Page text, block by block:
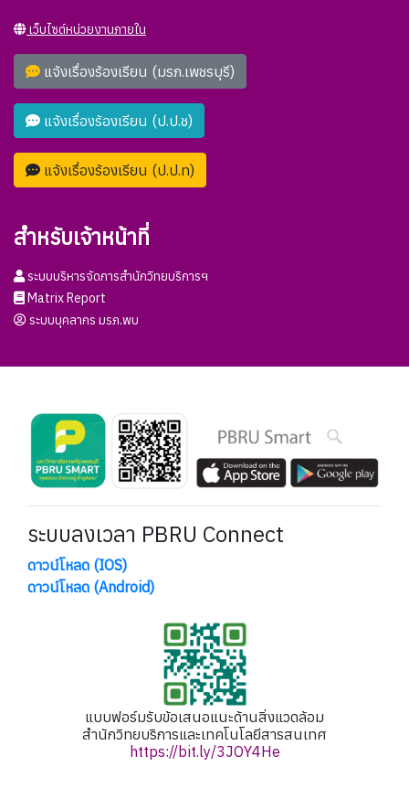
เว็บไซต์หน่วยงานภายใน
แจ้งเรื่องร้องเรียน (มรภ.เพชรบุรี)
แจ้งเรื่องร้องเรียน (ป.ป.ช)
แจ้งเรื่องร้องเรียน (ป.ป.ท)
สำหรับเจ้าหน้าที่
ระบบบริหารจัดการสำนักวิทยบริการฯ
Matrix Report
ระบบบุคลากร มรภ.พบ
ระบบลงเวลา PBRU Connect
ดาวน์โหลด (IOS)
ดาวน์โหลด (Android)
แบบฟอร์มรับข้อเสนอแนะด้านสิ่งแวดล้อม
สำนักวิทยบริการและเทคโนโลยีสารสนเทศ
https://bit.ly/3JOY4He